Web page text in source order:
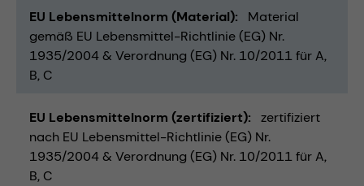
EU Lebensmittelnorm (Material)
Material
gemäß EU Lebensmittel-Richtlinie (EG) Nr.
1935/2004 & Verordnung (EG) Nr. 10/2011 für A,
B, C
EU Lebensmittelnorm (zertifiziert)
zertifiziert
nach EU Lebensmittel-Richtlinie (EG) Nr.
1935/2004 & Verordnung (EG) Nr. 10/2011 für A,
B, C